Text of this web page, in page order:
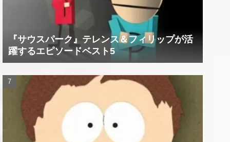
『サウスパーク』テレンス＆フィリップが活
躍するエピソードベスト5